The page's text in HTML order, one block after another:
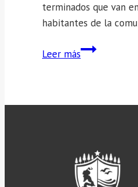
terminados que van
habitantes de la
Leer más
COMUNIDAD